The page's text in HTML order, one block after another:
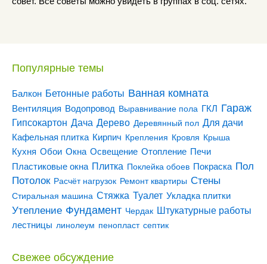
Популярные темы
Балкон Бетонные работы Ванная комната
Вентиляция Водопровод Выравнивание пола ГКЛ Гараж
Гипсокартон Дача Дерево Деревянный пол Для дачи
Кафельная плитка Кирпич Крепления Кровля Крыша
Кухня Обои Окна Освещение Отопление Печи
Пластиковые окна Плитка Поклейка обоев Покраска Пол
Потолок Расчёт нагрузок Ремонт квартиры Стены
Стиральная машина Стяжка Туалет Укладка плитки
Утепление Фундамент Чердак Штукатурные работы
лестницы линолеум пенопласт септик
Свежее обсуждение